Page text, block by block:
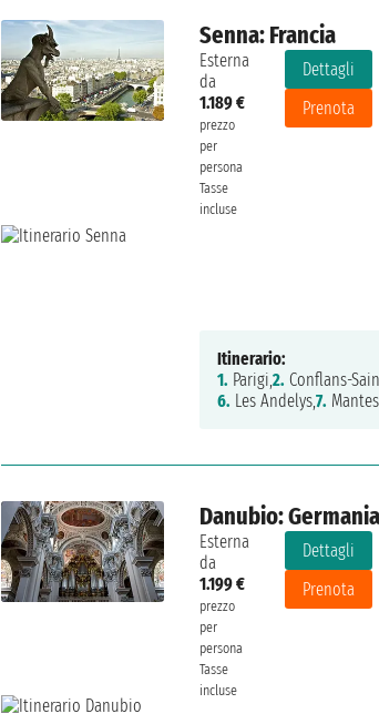
Senna: Francia
Esterna
da
1.189 €
prezzo
per
persona
Tasse
incluse
Dettagli
Prenota
Itinerario:
1. Parigi,2. Conflans-
6. Les Andelys,7.
Danubio:
Esterna
da
1.199 €
prezzo
per
persona
Tasse
incluse
Dettagli
Prenota